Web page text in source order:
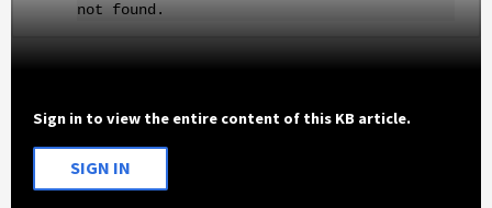
not found.
Sign in to view the entire content of this KB article.
SIGN IN